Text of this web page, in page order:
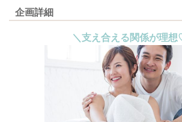
企画詳細
＼支え合える関係が理